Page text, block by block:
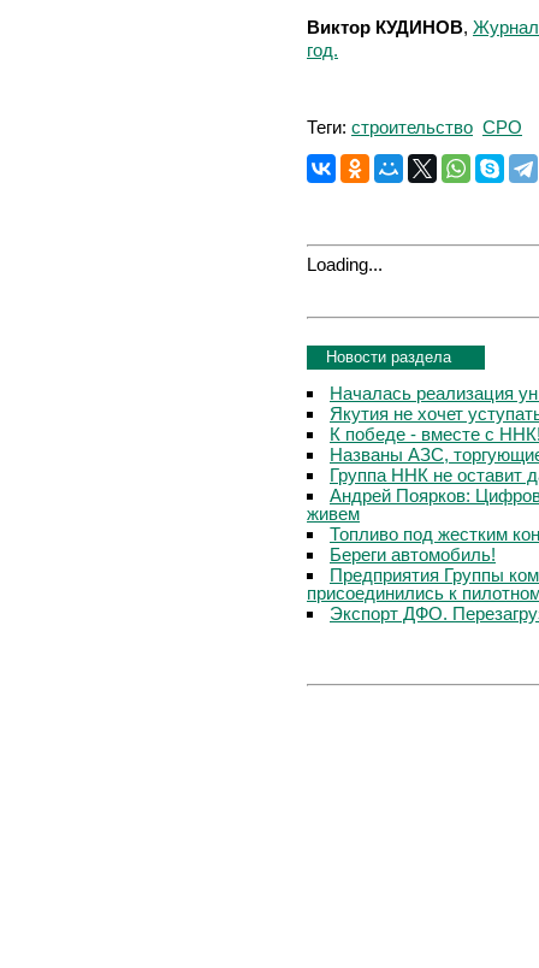
Виктор КУДИНОВ, Журнал
год.
Теги: строительство СРО
Loading...
Новости раздела
Началась реализация
Якутия не хочет
К победе - вместе с
Названы АЗС,
Группа ННК не оставит
Андрей Поярков:
живем
Топливо под жестким
Береги автомобиль!
Предприятия Группы
присоединились к
Экспорт ДФО.